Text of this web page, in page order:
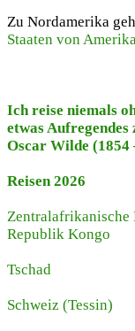
Zu Nordamerika
Staaten von
Ich reise niemals
etwas Aufregendes
Oscar Wilde (1854
Reisen 2026
Zentralafrikanische
Republik Kongo
Tschad
Schweiz (Tessin)